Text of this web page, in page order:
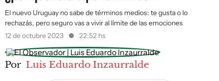
El nuevo Uruguay no sabe de términos medios: te gusta o lo
rechazás, pero seguro vas a vivir al límite de las emociones
12 de octubre 2023
22:52 hs
Por Luis Eduardo Inzaurralde